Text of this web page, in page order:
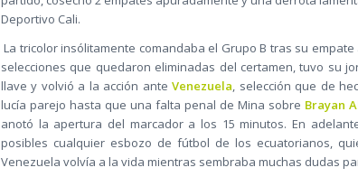
Deportivo Cali.
La tricolor insólitamente comandaba el Grupo B tras su
selecciones que quedaron eliminadas del certamen, tuvo su
llave y volvió a la acción anteVenezuela, selección que de
lucía parejo hasta que una falta penal de Mina sobre Brayan
anotó la apertura del marcador a los 15 minutos. En
posibles cualquier esbozo de fútbol de los ecuatorianos,
Venezuela volvía a la vida mientras sembraba muchas dudas